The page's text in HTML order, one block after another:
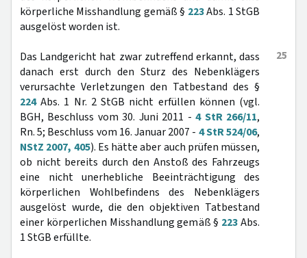
körperliche Misshandlung gemäß § 223Abs. 1 StGB
ausgelöst worden ist.
25
Das Landgericht hat zwar zutreffend erkannt, dass
danach erst durch den Sturz des Nebenklägers
verursachte Verletzungen den Tatbestand des §
224Abs. 1 Nr. 2 StGB nicht erfüllen können (vgl.
BGH, Beschluss vom 30. Juni 2011 -4 StR 266/11,
Rn. 5; Beschluss vom 16. Januar 2007 - 4 StR 524/06,
NStZ 2007, 405). Es hätte aber auch prüfen müssen,
ob nicht bereits durch den Anstoß des Fahrzeugs
eine nicht unerhebliche Beeinträchtigung des
körperlichen Wohlbefindens des Nebenklägers
ausgelöst wurde, die den objektiven Tatbestand
einer körperlichen Misshandlung gemäß § 223Abs.
1 StGB erfüllte.